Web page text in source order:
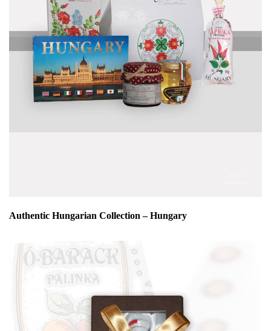
Authentic Hungarian Collection – Hungary